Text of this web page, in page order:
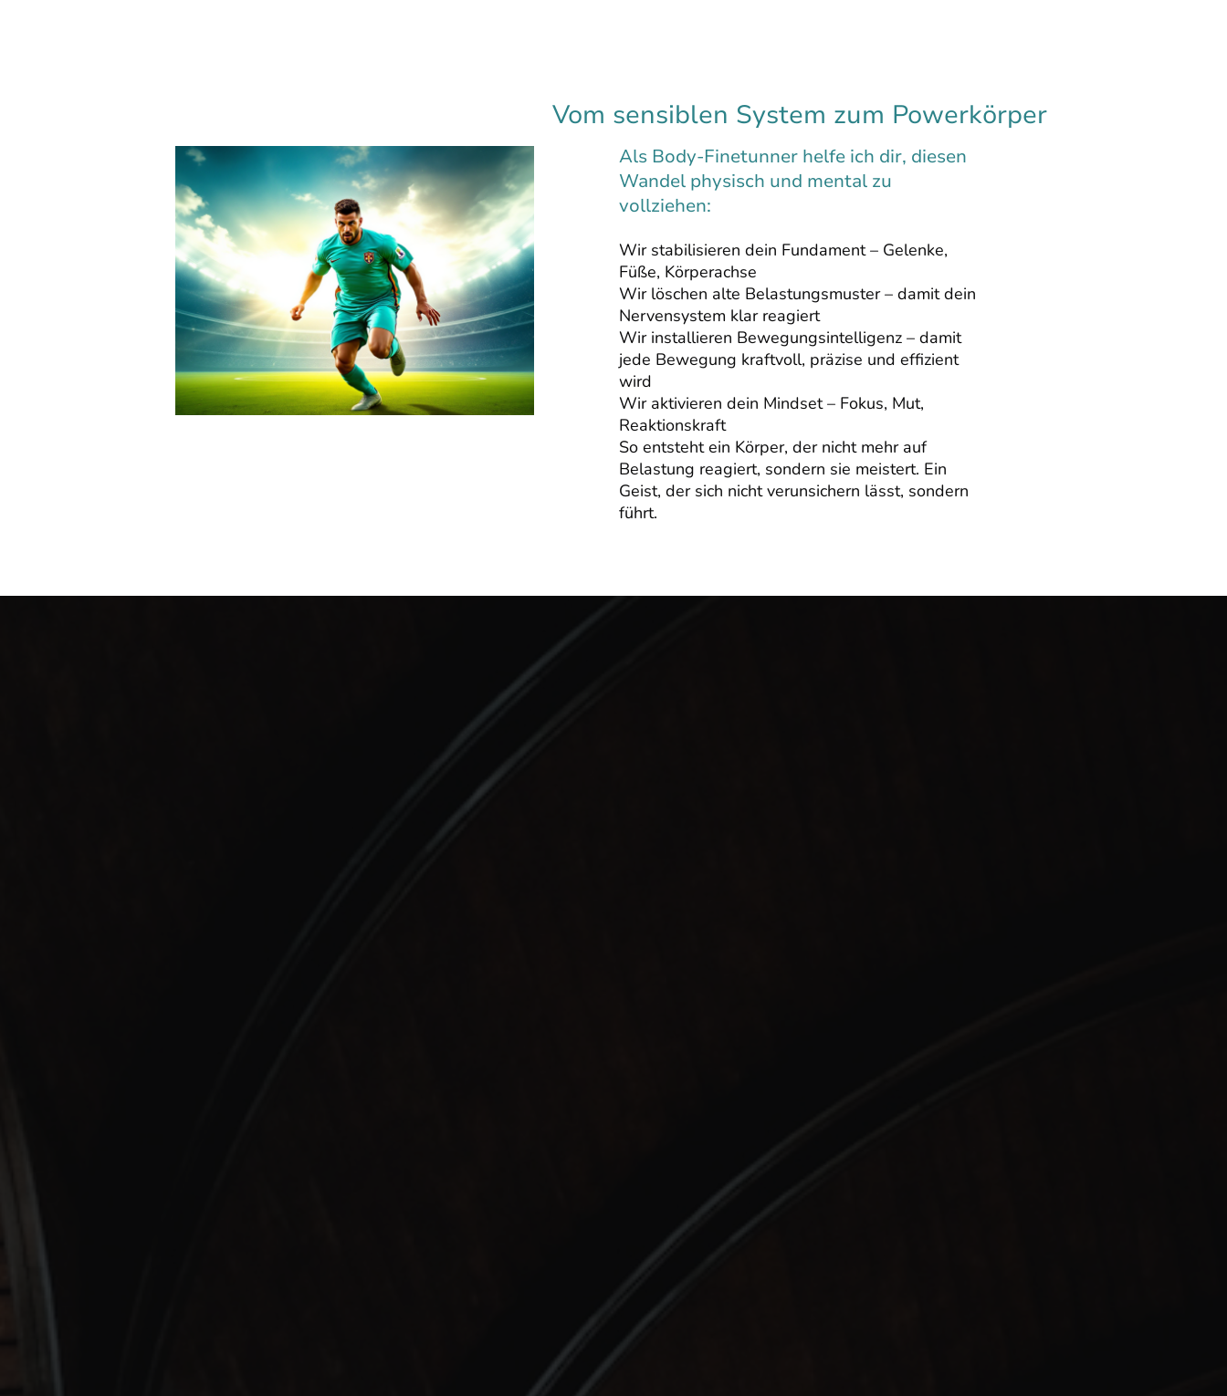
Vom sensiblen System zum Powerkörper
Als Body-Finetunner helfe ich dir, diesen
Wandel physisch und mental zu
vollziehen:
Wir stabilisieren dein Fundament – Gelenke,
Füße, Körperachse
Wir löschen alte Belastungsmuster – damit dein
Nervensystem klar reagiert
Wir installieren Bewegungsintelligenz – damit
jede Bewegung kraftvoll, präzise und effizient
wird
Wir aktivieren dein Mindset – Fokus, Mut,
Reaktionskraft
So entsteht ein Körper, der nicht mehr auf
Belastung reagiert, sondern sie meistert. Ein
Geist, der sich nicht verunsichern lässt, sondern
führt.